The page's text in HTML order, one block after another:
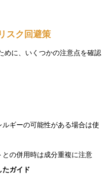
スク回避策
めに、いくつかの注意点を確認
ギーの可能性がある場合は使
の併用時は成分重複に注意
たガイド